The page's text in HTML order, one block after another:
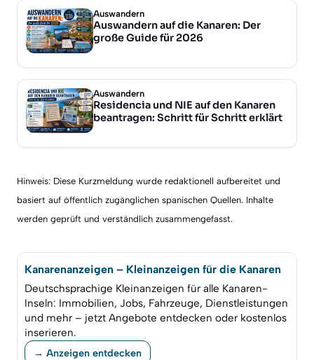
Auswandern
Auswandern auf die Kanaren: Der
große Guide für 2026
Auswandern
Residencia und NIE auf den Kanaren
beantragen: Schritt für Schritt erklärt
Hinweis: Diese Kurzmeldung wurde redaktionell aufbereitet und
basiert auf öffentlich zugänglichen spanischen Quellen. Inhalte
werden geprüft und verständlich zusammengefasst.
Kanarenanzeigen – Kleinanzeigen für die Kanaren
Deutschsprachige Kleinanzeigen für alle Kanaren-
Inseln: Immobilien, Jobs, Fahrzeuge, Dienstleistungen
und mehr – jetzt Angebote entdecken oder kostenlos
inserieren.
→ Anzeigen entdecken